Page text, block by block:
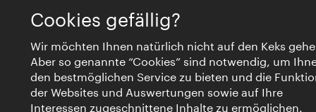
Cookies gefällig?
Wir möchten Ihnen natürlich nicht auf den Keks
Aber so genannte “Cookies” sind notwendig, um
den bestmöglichen Service zu bieten und die
der Websites und Auswertungen sowie auf Ihre
Interessen zugeschnittene Inhalte zu ermöglichen.